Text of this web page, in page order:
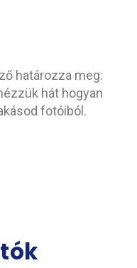
határozza meg:
hát hogyan
fotóiból.